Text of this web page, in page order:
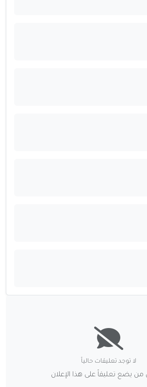
لا توجد تعليقات حالياً
من يضع تعليقاً على هذا الإعلان